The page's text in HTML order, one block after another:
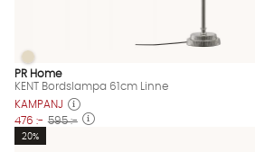
KENT Bordslampa 61cm Linne Finns
KENT Bordslampa 61cm Linne
PR Home
KENT Bordslampa 61cm Linne
KAMPANJ
476 :- 595 :-
20%